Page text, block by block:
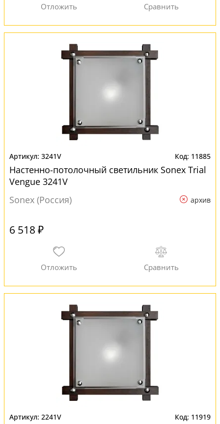
3241V 11885
Настенно-потолочный светильник Sonex Trial
Vengue 3241V
Sonex (Россия)
архив
6 518 ₽
2241V 11919